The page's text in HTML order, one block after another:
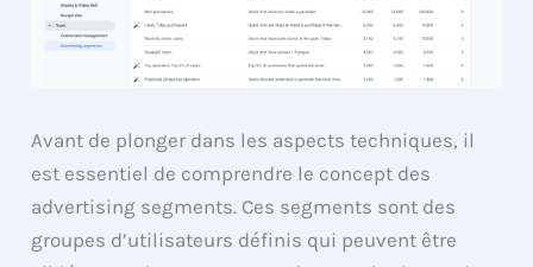
Avant de plonger dans les aspects techniques, il
est essentiel de comprendre le concept des
advertising segments. Ces segments sont des
groupes d’utilisateurs définis qui peuvent être